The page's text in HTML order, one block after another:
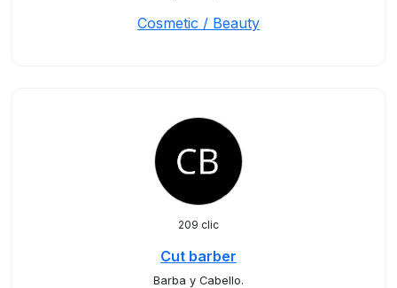
Cosmetic / Beauty
209 clic
Cut barber
Barba y Cabello.